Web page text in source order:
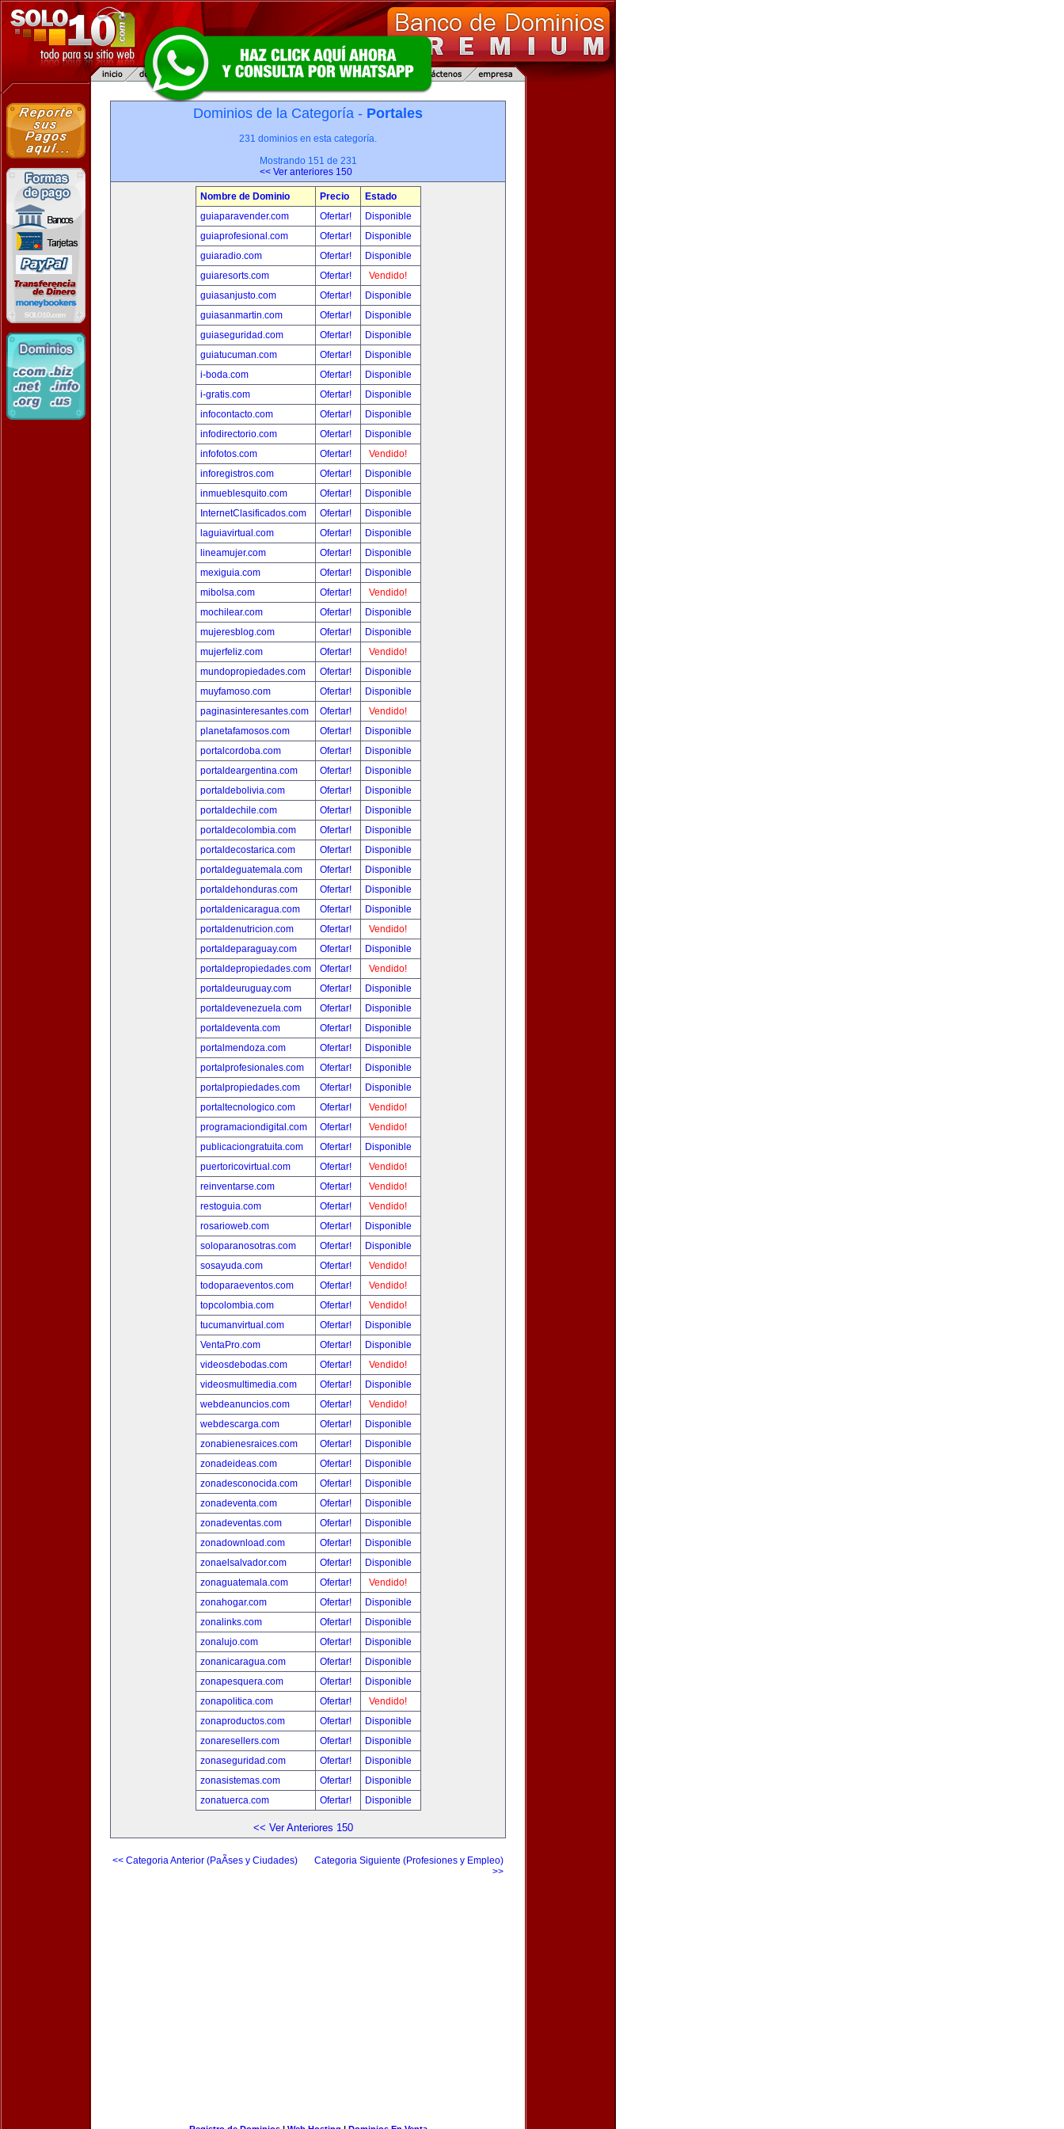
Dominios de la Categoría - Portales
231 dominios en esta categoría.
Mostrando 151 de 231
<< Ver anteriores 150
Nombre de Dominio Precio
Estado
guiaparavender.com
Ofertar!
Disponible
guiaprofesional.com
Ofertar!
Disponible
guiaradio.com
Ofertar!
Disponible
guiaresorts.com
Ofertar!
Vendido!
guiasanjusto.com
Ofertar!
Disponible
guiasanmartin.com
Ofertar!
Disponible
guiaseguridad.com
Ofertar!
Disponible
guiatucuman.com
Ofertar!
Disponible
i-boda.com
Ofertar!
Disponible
i-gratis.com
Ofertar!
Disponible
infocontacto.com
Ofertar!
Disponible
infodirectorio.com
Ofertar!
Disponible
infofotos.com
Ofertar!
Vendido!
inforegistros.com
Ofertar!
Disponible
inmueblesquito.com
Ofertar!
Disponible
InternetClasificados.com
Ofertar!
Disponible
laguiavirtual.com
Ofertar!
Disponible
lineamujer.com
Ofertar!
Disponible
mexiguia.com
Ofertar!
Disponible
mibolsa.com
Ofertar!
Vendido!
mochilear.com
Ofertar!
Disponible
mujeresblog.com
Ofertar!
Disponible
mujerfeliz.com
Ofertar!
Vendido!
mundopropiedades.com
Ofertar!
Disponible
muyfamoso.com
Ofertar!
Disponible
paginasinteresantes.com
Ofertar!
Vendido!
planetafamosos.com
Ofertar!
Disponible
portalcordoba.com
Ofertar!
Disponible
portaldeargentina.com
Ofertar!
Disponible
portaldebolivia.com
Ofertar!
Disponible
portaldechile.com
Ofertar!
Disponible
portaldecolombia.com
Ofertar!
Disponible
portaldecostarica.com
Ofertar!
Disponible
portaldeguatemala.com
Ofertar!
Disponible
portaldehonduras.com
Ofertar!
Disponible
portaldenicaragua.com
Ofertar!
Disponible
portaldenutricion.com
Ofertar!
Vendido!
portaldeparaguay.com
Ofertar!
Disponible
portaldepropiedades.com
Ofertar!
Vendido!
portaldeuruguay.com
Ofertar!
Disponible
portaldevenezuela.com
Ofertar!
Disponible
portaldeventa.com
Ofertar!
Disponible
portalmendoza.com
Ofertar!
Disponible
portalprofesionales.com
Ofertar!
Disponible
portalpropiedades.com
Ofertar!
Disponible
portaltecnologico.com
Ofertar!
Vendido!
programaciondigital.com
Ofertar!
Vendido!
publicaciongratuita.com
Ofertar!
Disponible
puertoricovirtual.com
Ofertar!
Vendido!
reinventarse.com
Ofertar!
Vendido!
restoguia.com
Ofertar!
Vendido!
rosarioweb.com
Ofertar!
Disponible
soloparanosotras.com
Ofertar!
Disponible
sosayuda.com
Ofertar!
Vendido!
todoparaeventos.com
Ofertar!
Vendido!
topcolombia.com
Ofertar!
Vendido!
tucumanvirtual.com
Ofertar!
Disponible
VentaPro.com
Ofertar!
Disponible
videosdebodas.com
Ofertar!
Vendido!
videosmultimedia.com
Ofertar!
Disponible
webdeanuncios.com
Ofertar!
Vendido!
webdescarga.com
Ofertar!
Disponible
zonabienesraices.com
Ofertar!
Disponible
zonadeideas.com
Ofertar!
Disponible
zonadesconocida.com
Ofertar!
Disponible
zonadeventa.com
Ofertar!
Disponible
zonadeventas.com
Ofertar!
Disponible
zonadownload.com
Ofertar!
Disponible
zonaelsalvador.com
Ofertar!
Disponible
zonaguatemala.com
Ofertar!
Vendido!
zonahogar.com
Ofertar!
Disponible
zonalinks.com
Ofertar!
Disponible
zonalujo.com
Ofertar!
Disponible
zonanicaragua.com
Ofertar!
Disponible
zonapesquera.com
Ofertar!
Disponible
zonapolitica.com
Ofertar!
Vendido!
zonaproductos.com
Ofertar!
Disponible
zonaresellers.com
Ofertar!
Disponible
zonaseguridad.com
Ofertar!
Disponible
zonasistemas.com
Ofertar!
Disponible
zonatuerca.com
Ofertar! Disponible
<< Ver Anteriores 150
<< Categoria Anterior (PaÃ­ses y Ciudades)
Categoria Siguiente (Profesiones y Empleo)
>>